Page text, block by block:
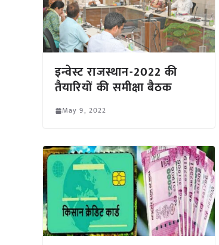
इन्वेस्ट राजस्थान-2022 की
तैयारियों की समीक्षा बैठक
May 9, 2022